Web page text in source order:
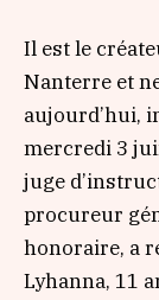
Il est le
Nanterre et
aujourd’hui,
mercredi 3
juge
procureur
honoraire, a
Lyhanna, 11